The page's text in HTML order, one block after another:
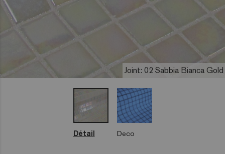
Joint: 02 Sabbia Bianca Gold
Détail Deco